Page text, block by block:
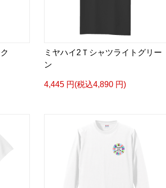
ミヤハイ2Ｔシャツライトグリー
ン
4,445 円(税込4,890 円)